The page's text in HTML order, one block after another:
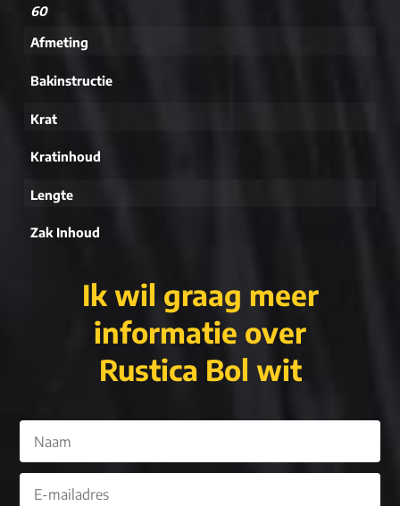
60
Afmeting
Bakinstructie
Krat
Kratinhoud
Lengte
Zak Inhoud
Ik wil graag meer
informatie over
Rustica Bol wit